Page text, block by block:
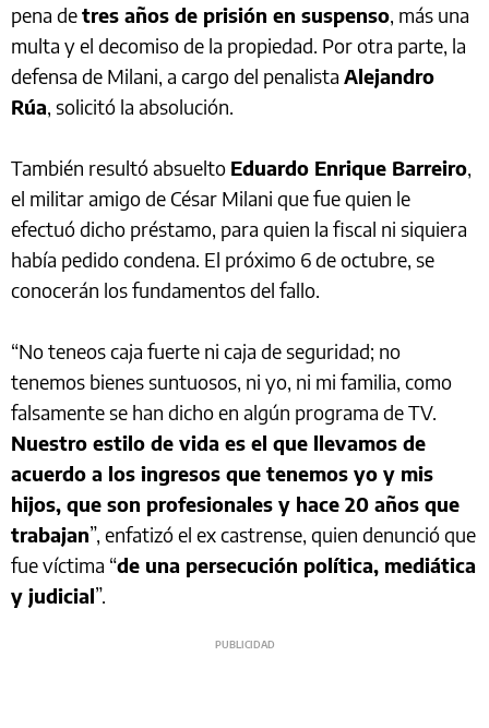
pena detres años de prisión en suspenso, más una
multa y el decomiso de la propiedad. Por otra parte, la
defensa de Milani, a cargo del penalista Alejandro
Rúa, solicitó la absolución.
También resultó absuelto Eduardo Enrique Barreiro,
el militar amigo de César Milani que fue quien le
efectuó dicho préstamo, para quien la fiscal ni siquiera
había pedido condena. El próximo 6 de octubre, se
conocerán los fundamentos del fallo.
“No teneos caja fuerte ni caja de seguridad; no
tenemos bienes suntuosos, ni yo, ni mi familia, como
falsamente se han dicho en algún programa de TV.
Nuestro estilo de vida es el que llevamos de
acuerdo a los ingresos que tenemos yo y mis
hijos, que son profesionales y hace 20 años que
trabajan”, enfatizó el ex castrense, quien denunció que
fue víctima “de una persecución política, mediática
y judicial”.